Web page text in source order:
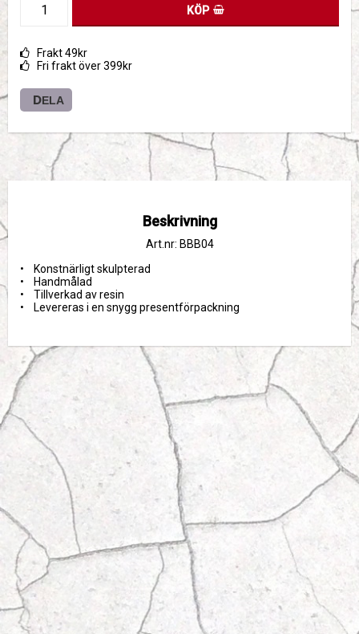
KÖP
Frakt 49kr
Fri frakt över 399kr
DELA
Beskrivning
Art.nr: BBB04
•    Konstnärligt skulpterad
•    Handmålad
•    Tillverkad av resin
•    Levereras i en snygg presentförpackning